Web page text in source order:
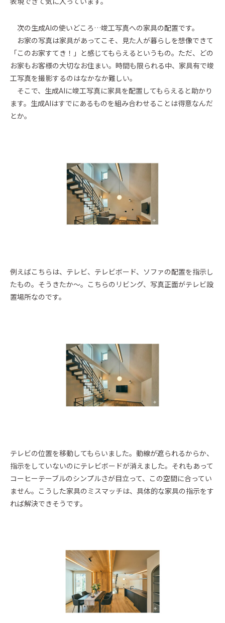
次の生成AIの使いどころ…竣工写真への家具の配置です。
お家の写真は家具があってこそ、見た人が暮らしを想像できて
「このお家すてき！」と感じてもらえるというもの。ただ、どの
お家もお客様の大切なお住まい。時間も限られる中、家具有で竣
工写真を撮影するのはなかなか難しい。
そこで、生成AIに竣工写真に家具を配置してもらえると助かり
ます。生成AIはすでにあるものを組み合わせることは得意なんだ
とか。
例えばこちらは、テレビ、テレビボード、ソファの配置を指示し
たもの。そうきたか～。こちらのリビング、写真正面がテレビ設
置場所なのです。
テレビの位置を移動してもらいました。動線が遮られるからか、
指示をしていないのにテレビボードが消えました。それもあって
コーヒーテーブルのシンプルさが目立って、この空間に合ってい
ません。こうした家具のミスマッチは、具体的な家具の指示をす
れば解決できそうです。